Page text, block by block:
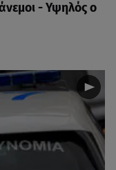
- Υψηλός ο